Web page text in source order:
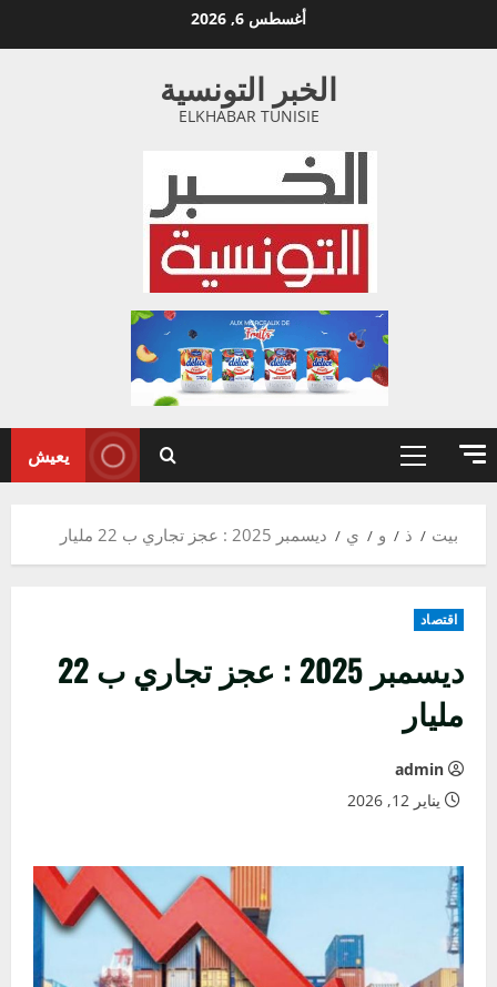
أغسطس 6, 2026
الخبر التونسية
ELKHABAR TUNISIE
القائمة
يعيش
بيت ذ و ي ديسمبر 2025 : عجز تجاري ب 22 مليار
اقتصاد
ديسمبر 2025 : عجز تجاري ب 22
مليار
admin
يناير 12, 2026